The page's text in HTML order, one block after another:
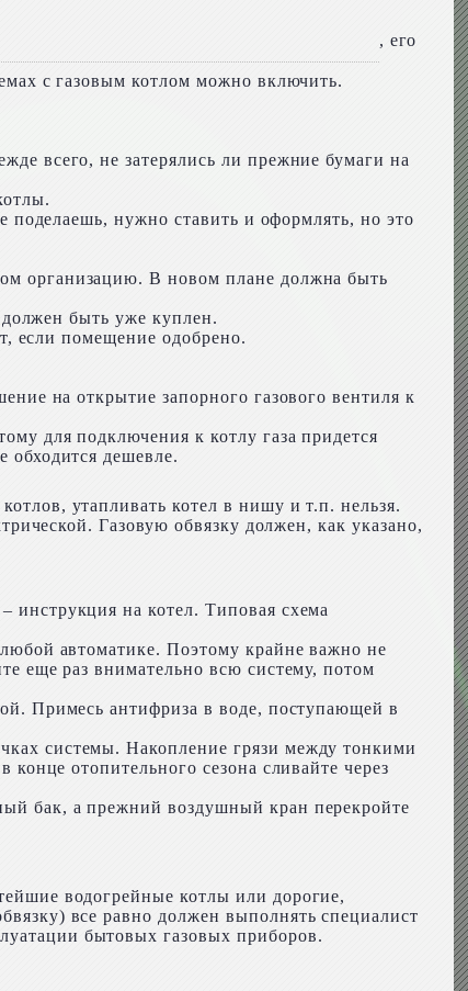
, его
с газовым котлом можно включить.
всего, не затерялись ли прежние бумаги на
поделаешь, нужно ставить и оформлять, но это
организацию. В новом плане должна быть
должен быть уже куплен.
если помещение одобрено.
на открытие запорного газового вентиля к
для подключения к котлу газа придется
обходится дешевле.
утапливать котел в нишу и т.п. нельзя.
Газовую обвязку должен, как указано,
инструкция на котел. Типовая схема
автоматике. Поэтому крайне важно не
еще раз внимательно всю систему, потом
Примесь антифриза в воде, поступающей в
системы. Накопление грязи между тонкими
отопительного сезона сливайте через
бак, а прежний воздушный кран перекройте
водогрейные котлы или дорогие,
все равно должен выполнять специалист
бытовых газовых приборов.